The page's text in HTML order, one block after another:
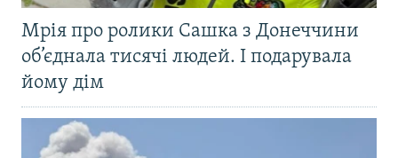
Мрія про ролики Сашка з Донеччини
об’єднала тисячі людей. І подарувала
йому дім